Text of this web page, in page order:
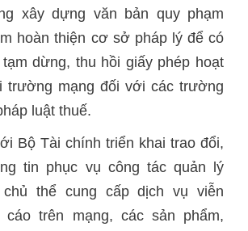
xây dựng văn bản quy phạm
hoàn thiện cơ sở pháp lý để có
dừng, thu hồi giấy phép hoạt
trường mạng đối với các trường
luật thuế.
Bộ Tài chính triển khai trao đổi,
tin phục vụ công tác quản lý
thể cung cấp dịch vụ viễn
cáo trên mạng, các sản phẩm,